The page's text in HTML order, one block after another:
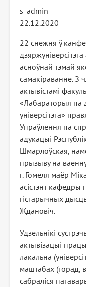
s_admin
22.12.2020
22 снежня ў
асноўнай тэмай
самакіраванне. З
актывістамі
«Лабараторыя па
універсітэта»
Упраўлення па
адукацыі
Шмарлоўская,
прызыву на
г. Гомеля маёр
асістэнт кафедры
гістарычных
Ждановіч.
Удзельнікі
актывізацыі
лакальна
маштабах (горад,
сабраліся